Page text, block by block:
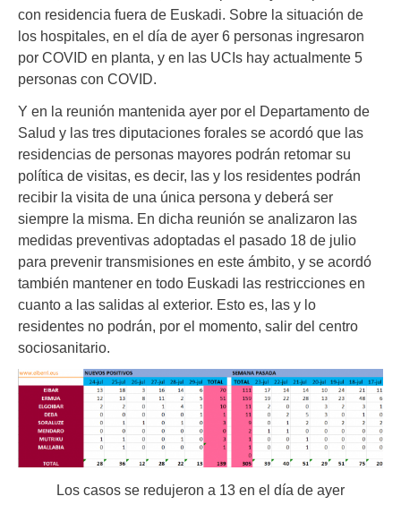
con residencia fuera de Euskadi. Sobre la situación de
los hospitales, en el día de ayer 6 personas ingresaron
por COVID en planta, y en las UCIs hay actualmente 5
personas con COVID.
Y en la reunión mantenida ayer por el Departamento de
Salud y las tres diputaciones forales se acordó que las
residencias de personas mayores podrán retomar su
política de visitas, es decir, las y los residentes podrán
recibir la visita de una única persona y deberá ser
siempre la misma. En dicha reunión se analizaron las
medidas preventivas adoptadas el pasado 18 de julio
para prevenir transmisiones en este ámbito, y se acordó
también mantener en todo Euskadi las restricciones en
cuanto a las salidas al exterior. Esto es, las y lo
residentes no podrán, por el momento, salir del centro
sociosanitario.
Los casos se redujeron a 13 en el día de ayer